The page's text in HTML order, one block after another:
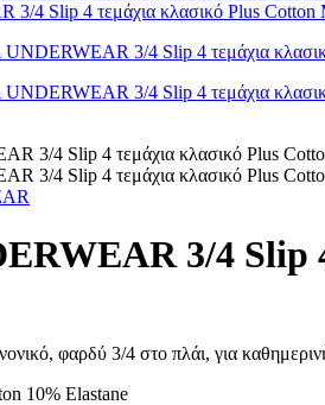
3/4 Slip 4 τεμάχια κλασικό Plus
3/4 Slip
φαρδύ 3/4 στο πλάι, για
10% Εlastane